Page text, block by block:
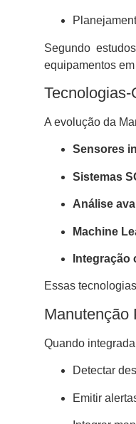
Segundo
equipamentos
A evolução da
Sensores
Sistemas
Análise
Machine
Integração
Essas
Manutenção
Quando
Detectar
Emitir